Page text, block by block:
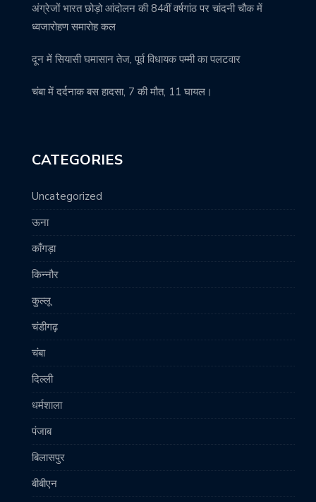
अंग्रेजों भारत छोड़ो आंदोलन की 84वीं वर्षगांठ पर चांदनी चौक में
ध्वजारोहण समारोह कल
दून में सियासी घमासान तेज, पूर्व विधायक पम्मी का पलटवार
चंबा में दर्दनाक बस हादसा, 7 की मौत, 11 घायल।
CATEGORIES
Uncategorized
ऊना
काँगड़ा
किन्नौर
कुल्लू
चंडीगढ़
चंबा
दिल्ली
धर्मशाला
पंजाब
बिलासपुर
बीबीएन